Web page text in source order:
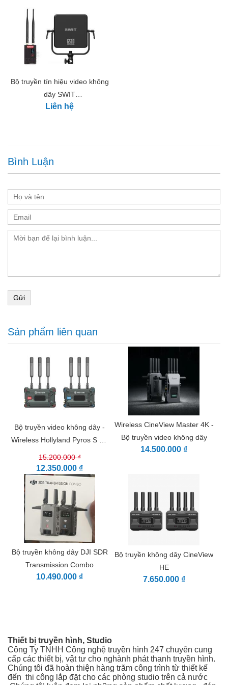
Tại một vị trí, bạn có thể sử dụng tối đa 7 cặp hệ thống
không dây CURVE500 + mà không bị nhiễu lẫn nhau.
Liên hệ : 0983.468.285 để được tư vấn tốt
nhất kỹ thuật và giá sản phẩm !
Bộ truyền tín hiệu video không
dây SWIT
FLOW6500(SDI&HDMI
Liên hệ
Bình Luận
Gửi
Sản phẩm liên quan
Bộ truyền video không dây -
Wireless Hollyland Pyros S 4K
(HDMI/SDI )
15.200.000 ₫
12.350.000 ₫
Wireless CineView Master 4K -
Bộ truyền video không dây
14.500.000 ₫
Bộ truyền không dây DJI SDR
Transmission Combo
10.490.000 ₫
Bộ truyền không dây CineView
HE
7.650.000 ₫
Thiết bị truyền hình, Studio
Công Ty TNHH Công nghệ truyền hình 247 chuyên cung
cấp các thiết bị, vật tư cho nghành phát thanh truyền hình.
Chúng tôi đã hoàn thiện hàng trăm công trình từ thiết kế
đến thi công lắp đặt cho các phòng studio trên cả nước